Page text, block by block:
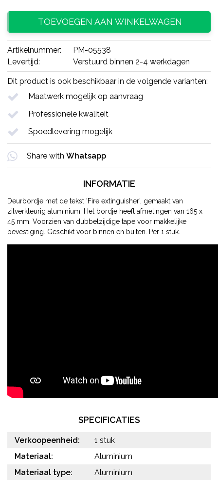
TOEVOEGEN AAN WINKELWAGEN
Artikelnummer:
PM-05538
Levertijd:
Verstuurd binnen 2-4 werkdagen
Dit product is ook beschikbaar in de volgende varianten:
Maatwerk mogelijk op aanvraag
Professionele kwaliteit
Spoedlevering mogelijk
Share with Whatsapp
INFORMATIE
Deurbordje met de tekst 'Fire extinguisher', gemaakt van
zilverkleurig aluminium, Het bordje heeft afmetingen van 165 x
45 mm. Voorzien van dubbelzijdige tape voor makkelijke
bevestiging. Geschikt voor binnen en buiten. Per 1 stuk.
SPECIFICATIES
Verkoopeenheid:
1 stuk
Materiaal:
Aluminium
Materiaal type:
Aluminium